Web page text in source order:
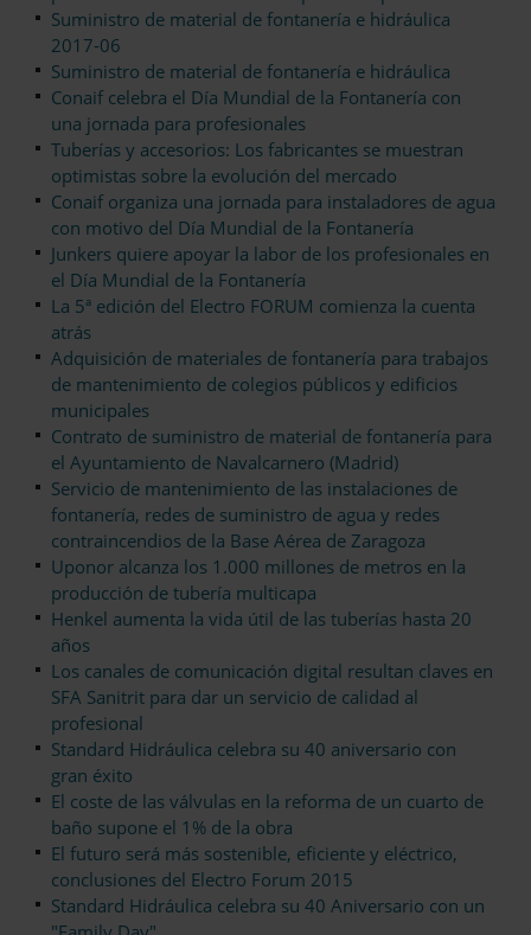
Suministro de material de fontanería e hidráulica
2017-06
Suministro de material de fontanería e hidráulica
Conaif celebra el Día Mundial de la Fontanería con
una jornada para profesionales
Tuberías y accesorios: Los fabricantes se muestran
optimistas sobre la evolución del mercado
Conaif organiza una jornada para instaladores de agua
con motivo del Día Mundial de la Fontanería
Junkers quiere apoyar la labor de los profesionales en
el Día Mundial de la Fontanería
La 5ª edición del Electro FORUM comienza la cuenta
atrás
Adquisición de materiales de fontanería para trabajos
de mantenimiento de colegios públicos y edificios
municipales
Contrato de suministro de material de fontanería para
el Ayuntamiento de Navalcarnero (Madrid)
Servicio de mantenimiento de las instalaciones de
fontanería, redes de suministro de agua y redes
contraincendios de la Base Aérea de Zaragoza
Uponor alcanza los 1.000 millones de metros en la
producción de tubería multicapa
Henkel aumenta la vida útil de las tuberías hasta 20
años
Los canales de comunicación digital resultan claves en
SFA Sanitrit para dar un servicio de calidad al
profesional
Standard Hidráulica celebra su 40 aniversario con
gran éxito
El coste de las válvulas en la reforma de un cuarto de
baño supone el 1% de la obra
El futuro será más sostenible, eficiente y eléctrico,
conclusiones del Electro Forum 2015
Standard Hidráulica celebra su 40 Aniversario con un